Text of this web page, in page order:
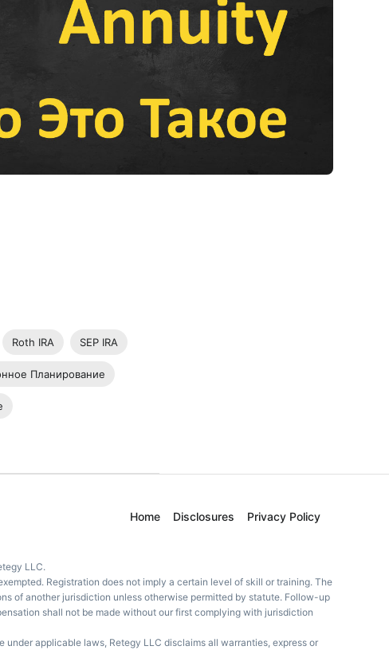
Roth IRA SEP IRA
Планирование
Home Disclosures Privacy Policy
LLC.
Registration does not imply a certain level of skill or training. The
of another jurisdiction unless otherwise permitted by statute. Follow-up
shall not be made without our first complying with jurisdiction
applicable laws, Retegy LLC disclaims all warranties, express or